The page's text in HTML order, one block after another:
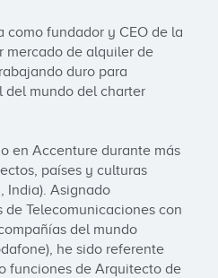
como fundador y CEO de la
mercado de alquiler de
duro para
del mundo del charter
en Accenture durante más
países y culturas
India). Asignado
Telecomunicaciones con
del mundo
he sido referente
funciones de Arquitecto de